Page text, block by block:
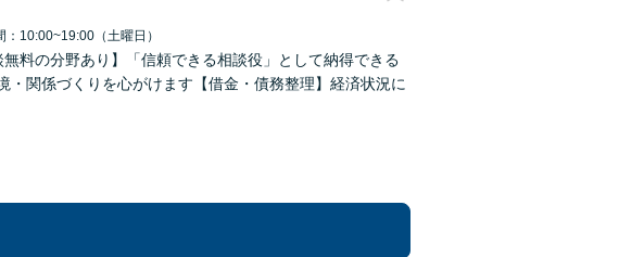
：10:00~19:00（土曜日）
料の分野あり】「信頼できる相談役」として納得できる
関係づくりを心がけます【借金・債務整理】経済状況に